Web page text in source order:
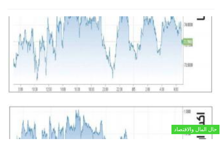
حال المال والاقتصاد